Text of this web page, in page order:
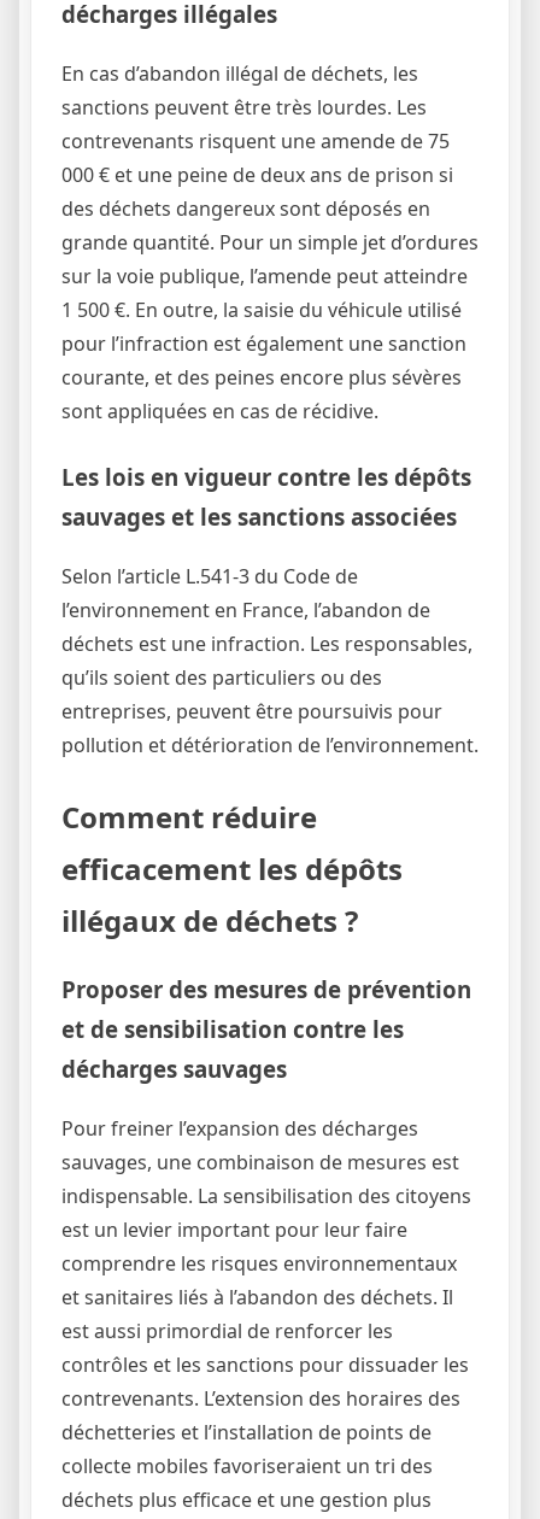
décharges illégales
En cas d’abandon illégal de déchets, les
sanctions peuvent être très lourdes. Les
contrevenants risquent une amende de 75
000 € et une peine de deux ans de prison si
des déchets dangereux sont déposés en
grande quantité. Pour un simple jet d’ordures
sur la voie publique, l’amende peut atteindre
1 500 €. En outre, la saisie du véhicule utilisé
pour l’infraction est également une sanction
courante, et des peines encore plus sévères
sont appliquées en cas de récidive.
Les lois en vigueur contre les dépôts
sauvages et les sanctions associées
Selon l’article L.541-3 du Code de
l’environnement en France, l’abandon de
déchets est une infraction. Les responsables,
qu’ils soient des particuliers ou des
entreprises, peuvent être poursuivis pour
pollution et détérioration de l’environnement.
Comment réduire
efficacement les dépôts
illégaux de déchets ?
Proposer des mesures de prévention
et de sensibilisation contre les
décharges sauvages
Pour freiner l’expansion des décharges
sauvages, une combinaison de mesures est
indispensable. La sensibilisation des citoyens
est un levier important pour leur faire
comprendre les risques environnementaux
et sanitaires liés à l’abandon des déchets. Il
est aussi primordial de renforcer les
contrôles et les sanctions pour dissuader les
contrevenants. L’extension des horaires des
déchetteries et l’installation de points de
collecte mobiles favoriseraient un tri des
déchets plus efficace et une gestion plus